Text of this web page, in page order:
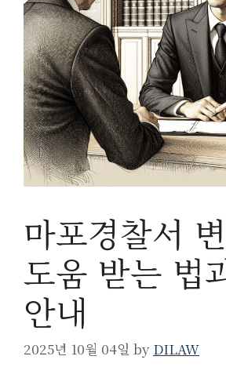
마포경찰서
도움 받는 법
안내
2025년 10월 04일 by DILAW